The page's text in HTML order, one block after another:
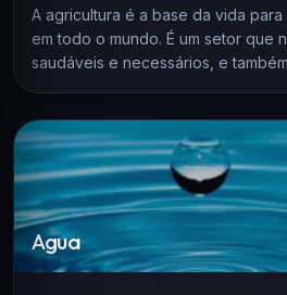
A agricultura é a base da vida
em todo o mundo. É um setor que
saudáveis e necessários, e
Agua